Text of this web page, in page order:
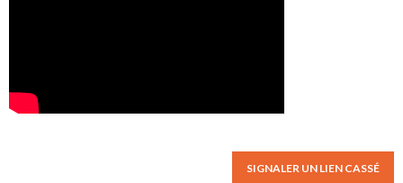
SIGNALER UN LIEN CASSÉ